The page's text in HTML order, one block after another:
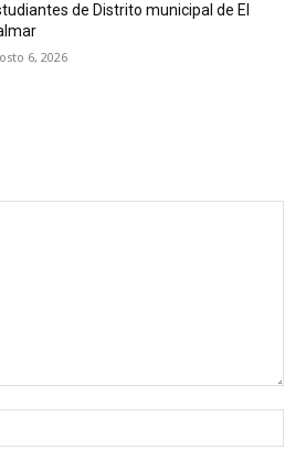
de Distrito municipal de El
6, 2026